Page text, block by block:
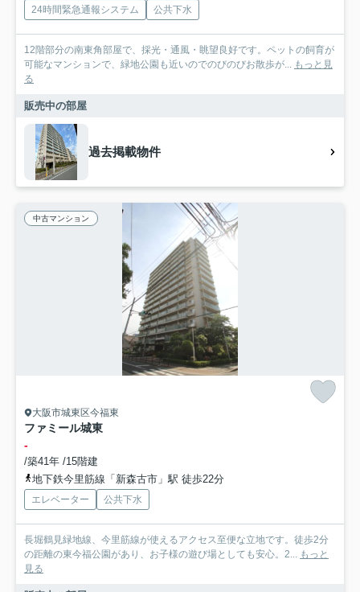
24時間緊急通報システム
公共下水
12階部分の南東角部屋で、採光・通風・眺望良好です。ペットの飼育が
可能なマンションで、緑地公園も近いのでのびのびお散歩が... もっと見
る
販売中の部屋
過去掲載物件
中古マンション
大阪市城東区今福東
ファミール城東
-
/築41年 /15階建
地下鉄今里筋線「新森古市」駅 徒歩22分
エレベーター 公共下水
長堀鶴見緑地線、今里筋線が使えるアクセス至便な立地です。徒歩2分
の距離の東今福公園があり、お子様の遊び場としても安心。2... もっと
見る